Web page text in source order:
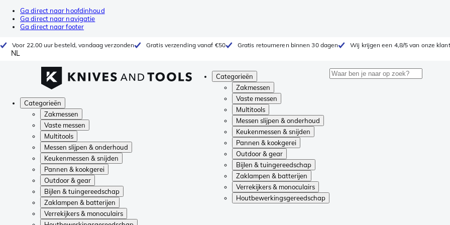
Ga direct naar hoofdinhoud
Ga direct naar navigatie
Ga direct naar footer
Voor 22.00 uur besteld, vandaag verzonden Gratis verzending vanaf €50 Gratis retourneren binnen 30 dagen Wij krijgen een 4,8/5 van onze
NL
Categorieën
Zakmessen
Vaste messen
Multitools
Messen slijpen & onderhoud
Keukenmessen & snijden
Pannen & kookgerei
Outdoor & gear
Bijlen & tuingereedschap
Zaklampen & batterijen
Verrekijkers & monoculairs
Houtbewerkingsgereedschap
Categorieën
Zakmessen
Vaste messen
Multitools
Messen slijpen & onderhoud
Keukenmessen & snijden
Pannen & kookgerei
Outdoor & gear
Bijlen & tuingereedschap
Zaklampen & batterijen
Verrekijkers & monoculairs